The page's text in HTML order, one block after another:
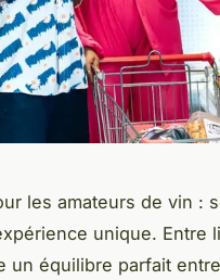
les amateurs de vin :
unique. Entre
un équilibre parfait